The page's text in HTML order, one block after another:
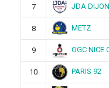
7 JDA
8 METZ
9 OGC NICE
10 PARIS 92